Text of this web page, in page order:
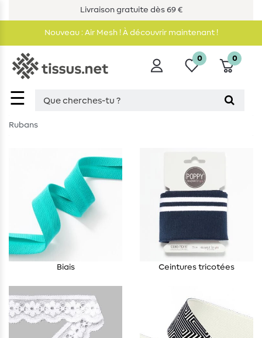
Livraison gratuite dès 69 €
Nouveau : Air Mesh ! À découvrir maintenant !
☰
0 0
Rubans
Biais Ceintures tricotées